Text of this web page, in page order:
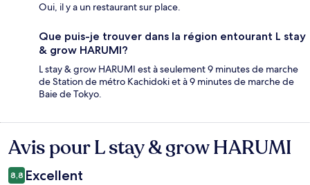
Oui, il y a un restaurant sur place.
Que puis-je trouver dans la région entourant L stay
& grow HARUMI?
L stay & grow HARUMI est à seulement 9 minutes de marche
de Station de métro Kachidoki et à 9 minutes de marche de
Baie de Tokyo.
Avis
Avis pour L stay & grow HARUMI
8,8 Excellent